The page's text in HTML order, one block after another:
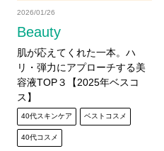
Beauty
2026/01/26
肌が応えてくれた一本。ハ
リ・弾力にアプローチする美
容液TOP３【2025年ベスコ
ス】
40代スキンケア ベストコスメ
40代コスメ